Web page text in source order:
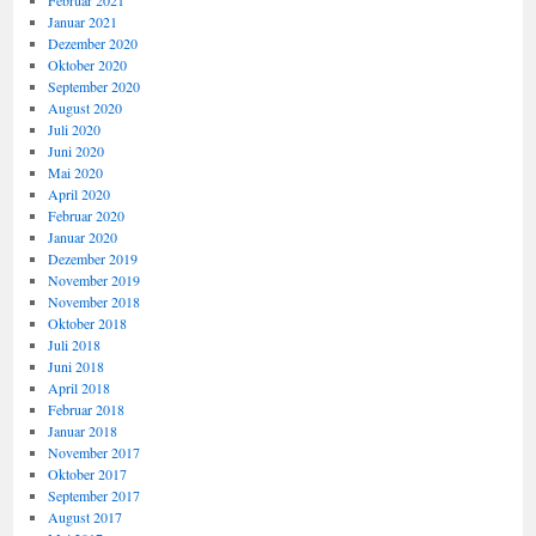
Januar 2021
Dezember 2020
Oktober 2020
September 2020
August 2020
Juli 2020
Juni 2020
Mai 2020
April 2020
Februar 2020
Januar 2020
Dezember 2019
November 2019
November 2018
Oktober 2018
Juli 2018
Juni 2018
April 2018
Februar 2018
Januar 2018
November 2017
Oktober 2017
September 2017
August 2017